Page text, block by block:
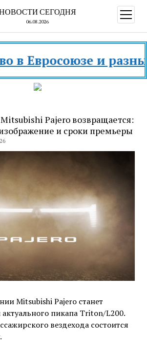
СЕГОДНЯ
06.08.2026
меню
и разных
Pajero возвращается:
и сроки премьеры
Mitsubishi Pajero станет
пикапа Triton/L200.
вездехода состоится